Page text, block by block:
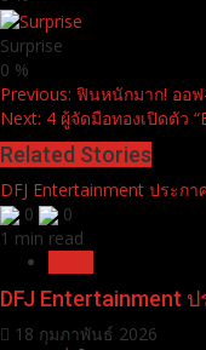
Surprise
0 %
Continue
Reading
Previous: ฟินหนักมาก! ออฟ
Next: 4 ผู้จัดมือทองเปิดตัว
Related Stories
DFJ Entertainment ประก
0
0
1 min read
DFJ Entertainment
18 กุมภาพันธ์ 2026